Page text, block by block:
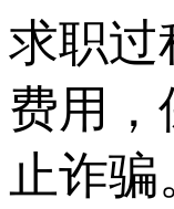
求职过
费用，
止诈骗